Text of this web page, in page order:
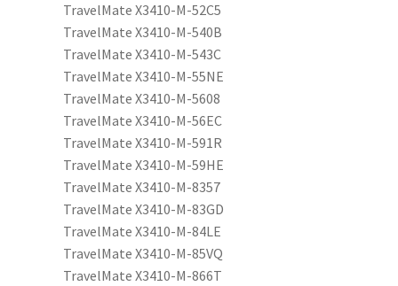
TravelMate X3410-M-52C5
TravelMate X3410-M-540B
TravelMate X3410-M-543C
TravelMate X3410-M-55NE
TravelMate X3410-M-5608
TravelMate X3410-M-56EC
TravelMate X3410-M-591R
TravelMate X3410-M-59HE
TravelMate X3410-M-8357
TravelMate X3410-M-83GD
TravelMate X3410-M-84LE
TravelMate X3410-M-85VQ
TravelMate X3410-M-866T